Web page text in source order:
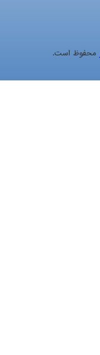
محفوظ است.